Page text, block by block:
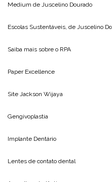
Medium de Juscelino Dourado
Escolas Sustentáveis, de Juscelino
Saiba mais sobre o RPA
Paper Excellence
Site Jackson Wijaya
Gengivoplastia
Implante Dentário
Lentes de contato dental